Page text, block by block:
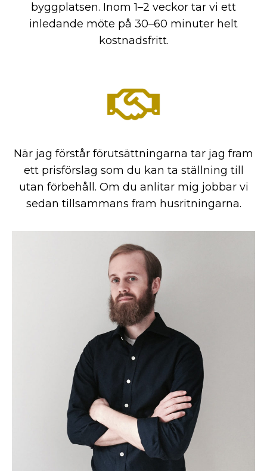
byggplatsen. Inom 1–2 veckor tar vi ett
inledande möte på 30–60 minuter helt
kostnadsfritt.
När jag förstår förutsättningarna tar jag fram
ett prisförslag som du kan ta ställning till
utan förbehåll. Om du anlitar mig jobbar vi
sedan tillsammans fram husritningarna.